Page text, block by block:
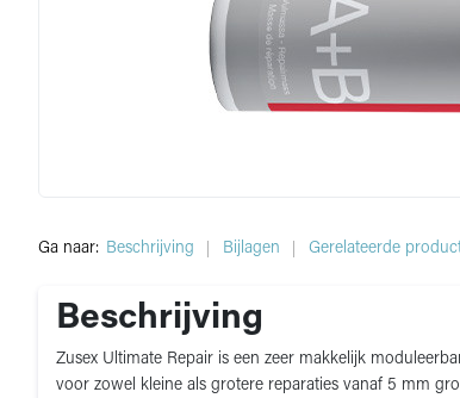
Ga naar: Beschrijving Bijlagen Gerelateerde
Beschrijving
Zusex Ultimate Repair is een zeer makkelijk
voor zowel kleine als grotere reparaties vanaf 5 mm